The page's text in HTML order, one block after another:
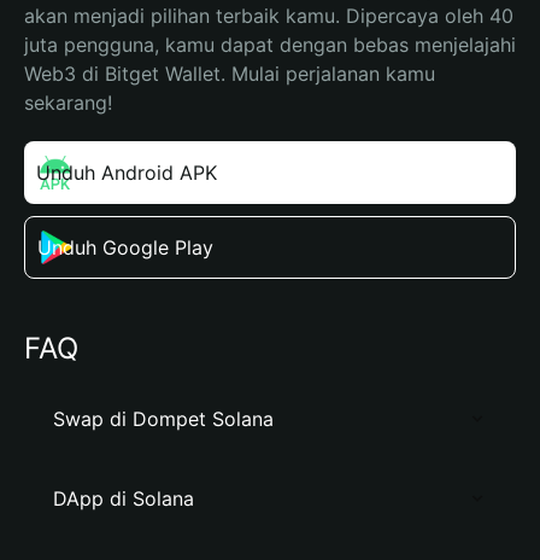
akan menjadi pilihan terbaik kamu. Dipercaya oleh 40
juta pengguna, kamu dapat dengan bebas menjelajahi
Web3 di Bitget Wallet. Mulai perjalanan kamu
sekarang!
Unduh Android APK
Unduh Google Play
FAQ
Swap di Dompet Solana
DApp di Solana